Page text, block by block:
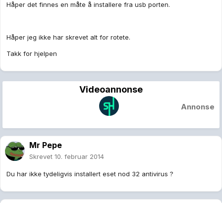
Håper det finnes en måte å installere fra usb porten.
Håper jeg ikke har skrevet alt for rotete.
Takk for hjelpen
Videoannonse
Annonse
Mr Pepe
Skrevet 10. februar 2014
Du har ikke tydeligvis installert eset nod 32 antivirus ?